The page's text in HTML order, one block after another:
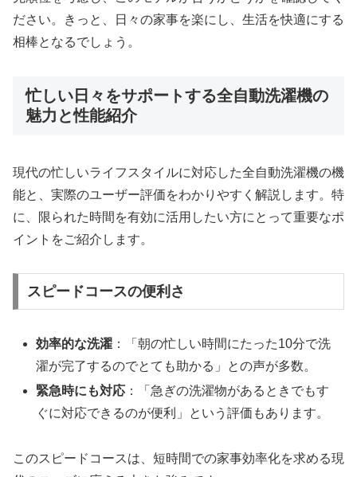
ださい。きっと、日々の家事を楽にし、生活を快適にする
相棒となるでしょう。
忙しい日々をサポートする全自動洗濯機の
魅力と性能紹介
現代の忙しいライフスタイルに対応した全自動洗濯機の機
能と、実際のユーザー評価をわかりやすく解説します。特
に、限られた時間を有効に活用したい方にとって重要なポ
イントをご紹介します。
スピードコースの便利さ
効率的な洗濯 ：「朝の忙しい時間にたった10分で洗
濯が完了するのでとても助かる」との声が多数。
緊急時にも対応 ：「急ぎの洗濯物があるときでもす
ぐに対応できるのが便利」という評価もあります。
このスピードコースは、短時間での家事効率化を求める現